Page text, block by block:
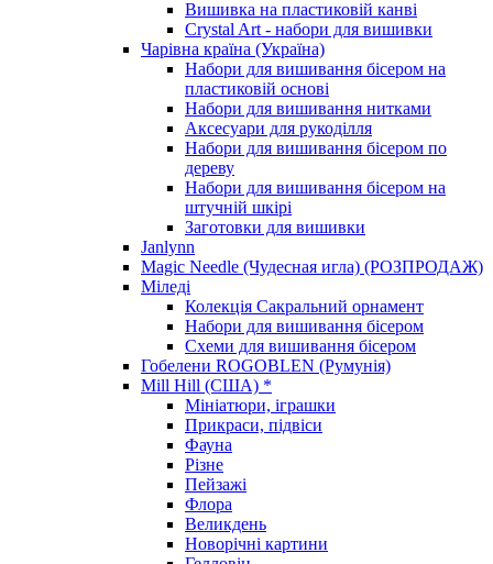
Вишивка на пластиковій канві
Crystal Art - набори для вишивки
Чарівна країна (Україна)
Набори для вишивання бісером на
пластиковій основі
Набори для вишивання нитками
Аксесуари для рукоділля
Набори для вишивання бісером по
дереву
Набори для вишивання бісером на
штучній шкірі
Заготовки для вишивки
Janlynn
Magic Needle (Чудесная игла) (РОЗПРОДАЖ)
Міледі
Колекція Сакральний орнамент
Набори для вишивання бісером
Схеми для вишивання бісером
Гобелени ROGOBLEN (Румунія)
Mill Hill (США) *
Мініатюри, іграшки
Прикраси, підвіси
Фауна
Різне
Пейзажі
Флора
Великдень
Новорічні картини